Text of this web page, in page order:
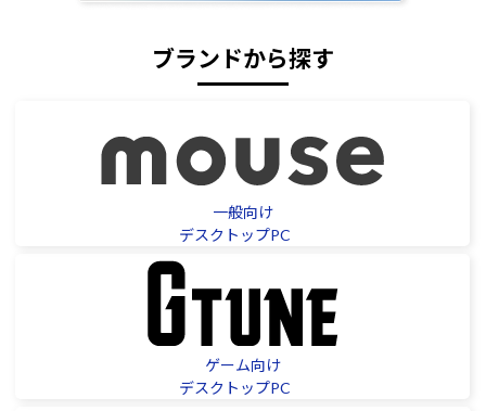
Windows 11| Copilot+ PC
iiyama スペック/パーツ別
Windows 11|Copilot+ PC
ブランドから探す
一般向け
デスクトップPC
ゲーム向け
デスクトップPC